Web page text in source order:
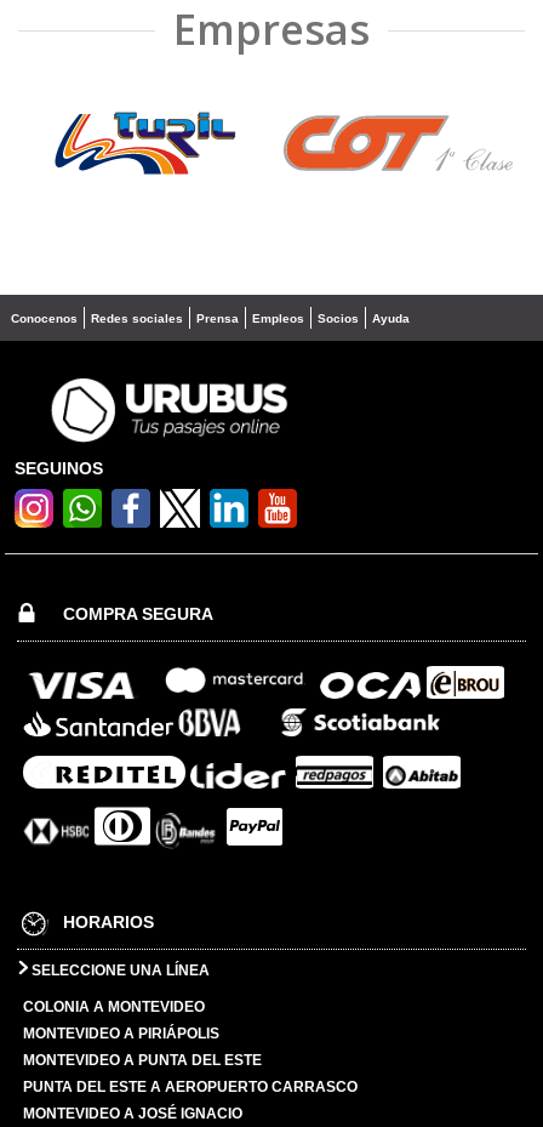
Empresas
❮ ❯
Conocenos Redes sociales Prensa Empleos Socios Ayuda
SEGUINOS
COMPRA SEGURA
HORARIOS
SELECCIONE UNA LÍNEA
COLONIA A MONTEVIDEO
MONTEVIDEO A PIRIÁPOLIS
MONTEVIDEO A PUNTA DEL ESTE
PUNTA DEL ESTE A AEROPUERTO CARRASCO
MONTEVIDEO A JOSÉ IGNACIO